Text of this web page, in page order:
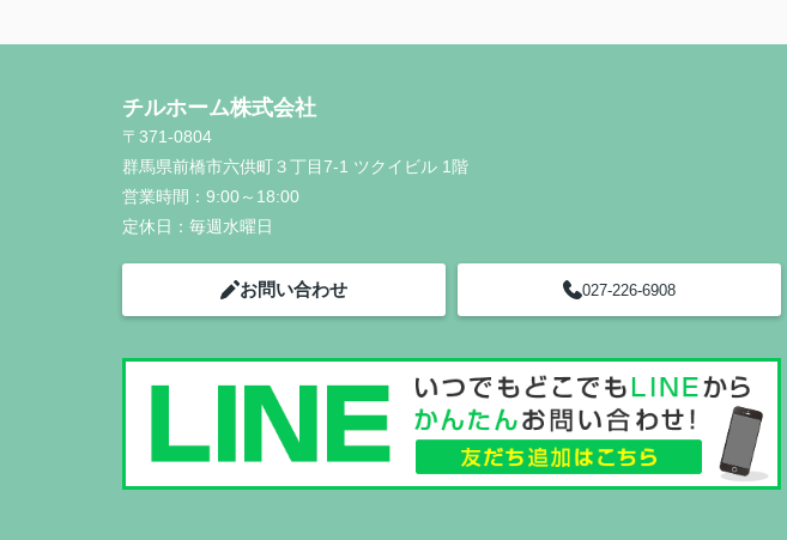
チルホーム株式会社
〒371-0804
群馬県前橋市六供町３丁目7-1 ツクイビル 1階
営業時間： 9:00～18:00
定休日： 毎週水曜日
お問い合わせ 027-226-6908